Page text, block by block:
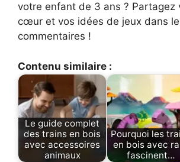
votre enfant de 3 ans ? Partagez
cœur et vos idées de jeux dans
commentaires !
Contenu similaire :
Le guide complet
des trains en bois
avec accessoires
animaux
Pourquoi les
en bois avec
fascinent…